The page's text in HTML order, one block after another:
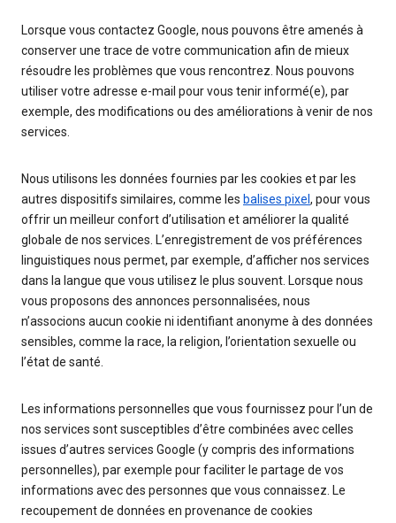
Lorsque vous contactez Google, nous pouvons être amenés à
conserver une trace de votre communication afin de mieux
résoudre les problèmes que vous rencontrez. Nous pouvons
utiliser votre adresse e-mail pour vous tenir informé(e), par
exemple, des modifications ou des améliorations à venir de nos
services.
Nous utilisons les données fournies par les cookies et par les
autres dispositifs similaires, comme les balises pixel , pour vous
offrir un meilleur confort d’utilisation et améliorer la qualité
globale de nos services. L’enregistrement de vos préférences
linguistiques nous permet, par exemple, d’afficher nos services
dans la langue que vous utilisez le plus souvent. Lorsque nous
vous proposons des annonces personnalisées, nous
n’associons aucun cookie ni identifiant anonyme à des données
sensibles, comme la race, la religion, l’orientation sexuelle ou
l’état de santé.
Les informations personnelles que vous fournissez pour l’un de
nos services sont susceptibles d’être combinées avec celles
issues d’autres services Google (y compris des informations
personnelles), par exemple pour faciliter le partage de vos
informations avec des personnes que vous connaissez. Le
recoupement de données en provenance de cookies